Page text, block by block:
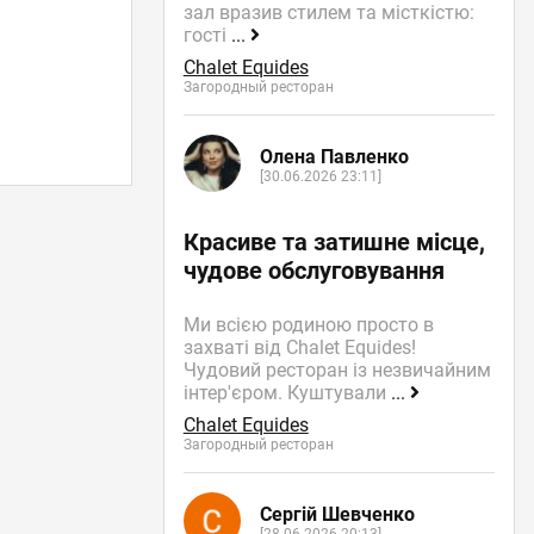
зал вразив стилем та місткістю:
гості ...
Chalet Equides
Загородный ресторан
Олена Павленко
[30.06.2026 23:11]
Красиве та затишне місце,
чудове обслуговування
Ми всією родиною просто в
захваті від Chalet Equides!
Чудовий ресторан із незвичайним
інтер'єром. Куштували ...
Chalet Equides
Загородный ресторан
Сергій Шевченко